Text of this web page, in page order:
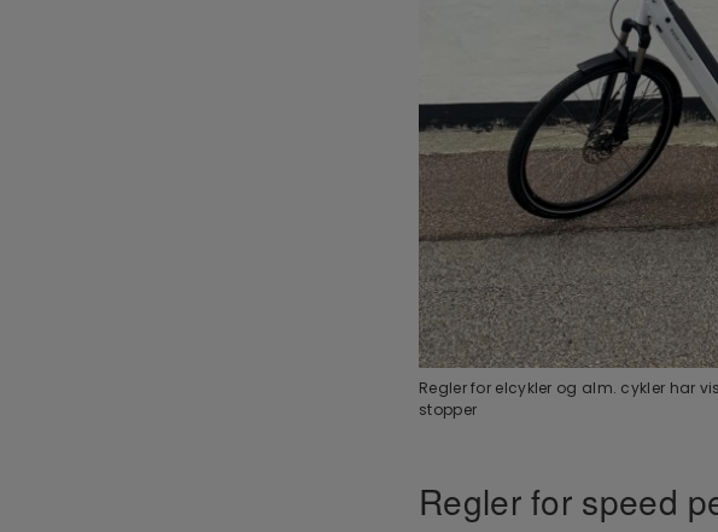
Regler for elcykler og alm. cykler har
stopper
Regler for speed